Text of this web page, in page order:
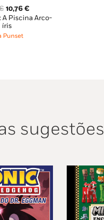
O
preço
original
era:
10,76€O
preço
A Piscina Arco-
íris
Punset
sugestões